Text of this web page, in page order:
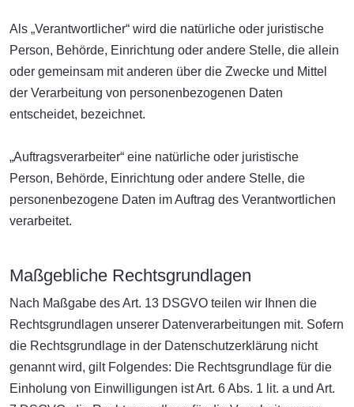
Als „Verantwortlicher“ wird die natürliche oder juristische
Person, Behörde, Einrichtung oder andere Stelle, die allein
oder gemeinsam mit anderen über die Zwecke und Mittel
der Verarbeitung von personenbezogenen Daten
entscheidet, bezeichnet.
„Auftragsverarbeiter“ eine natürliche oder juristische
Person, Behörde, Einrichtung oder andere Stelle, die
personenbezogene Daten im Auftrag des Verantwortlichen
verarbeitet.
Maßgebliche Rechtsgrundlagen
Nach Maßgabe des Art. 13 DSGVO teilen wir Ihnen die
Rechtsgrundlagen unserer Datenverarbeitungen mit. Sofern
die Rechtsgrundlage in der Datenschutzerklärung nicht
genannt wird, gilt Folgendes: Die Rechtsgrundlage für die
Einholung von Einwilligungen ist Art. 6 Abs. 1 lit. a und Art.